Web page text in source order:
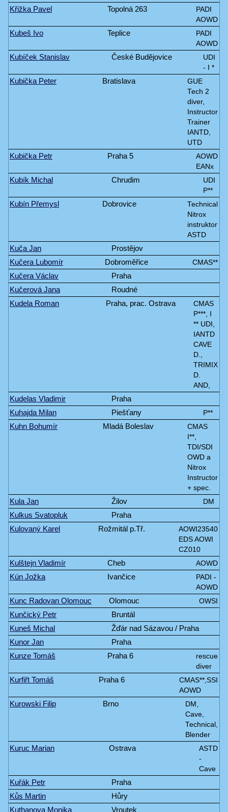
Křižka Pavel Topolná 263
PADI
AOWD
Kubeš Ivo Teplice
PADI
AOWD
Kubíček Stanislav České Budějovice
UDI
- I *
Kubička Peter Bratislava
GUE
Tech 2
diver,
Instructor
Trainer
IANTD,
UTD
Kubička Petr Praha 5
AOWD
EANx
Kubík Michal Chrudim
UDI
P**
Kubín Přemysl Dobrovice
Technical
Nitrox
instruktor
ASTD
Kuča Jan
Prostějov
Kučera Lubomír
Dobroměřice CMAS**
Kučera Václav
Praha
Kučerová Jana
Roudné
Kudela Roman
Praha, prac. Ostrava
CMAS
P***, I
** UDI,
IANTD
CAVE
D.,
TRIMIX
D.
AND,
Kudelas Vladimir
Praha
Kuhajda Milan
Piešťany P**
Kuhn Bohumír Mladá Boleslav
CMAS
I**,
TDI/SDI
OWD a
Nitrox
Instructor
+ spec.
Kula Jan Žilov DM
Kulkus Svatopluk
Praha
Kulovaný Karel
Rožmitál p.Tř.
AOWI23540
EDS AOWI
CZ010
Kulštejn Vladimír Cheb AOWD
Kún Jožka Ivančice
PADI -
AOWD
Kunc Radovan Olomouc Olomouc OWSI
Kunčický Petr
Bruntál
Kuneš Michal
Žďár nad Sázavou / Praha
Kunor Jan
Praha
Kunze Tomáš
Praha 6
rescue
diver
Kurfiřt Tomáš Praha 6
CMAS**,SSI
AOWD
Kurowski Filip Brno
DM,
Cave,
Technical,
Blender
Kuruc Marian Ostrava
ASTD
-
Cave
Kuřák Petr
Praha
Kůs Martin
Hůry
Kuthanova Monika
Vroutek